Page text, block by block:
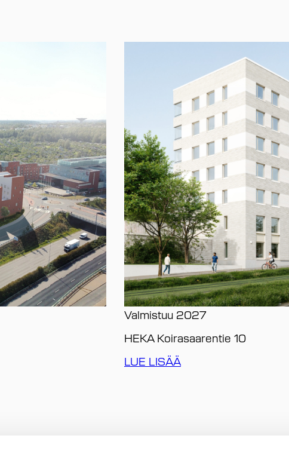
Valmistuu 2027
HEKA Koirasaarentie 10
LUE LISÄÄ